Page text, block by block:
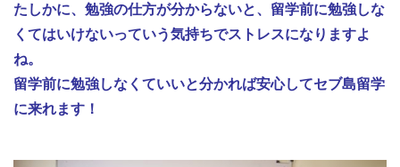
たしかに、勉強の仕方が分からないと、留学前に勉強しな
くてはいけないっていう気持ちでストレスになりますよ
ね。
留学前に勉強しなくていいと分かれば安心してセブ島留学
に来れます！